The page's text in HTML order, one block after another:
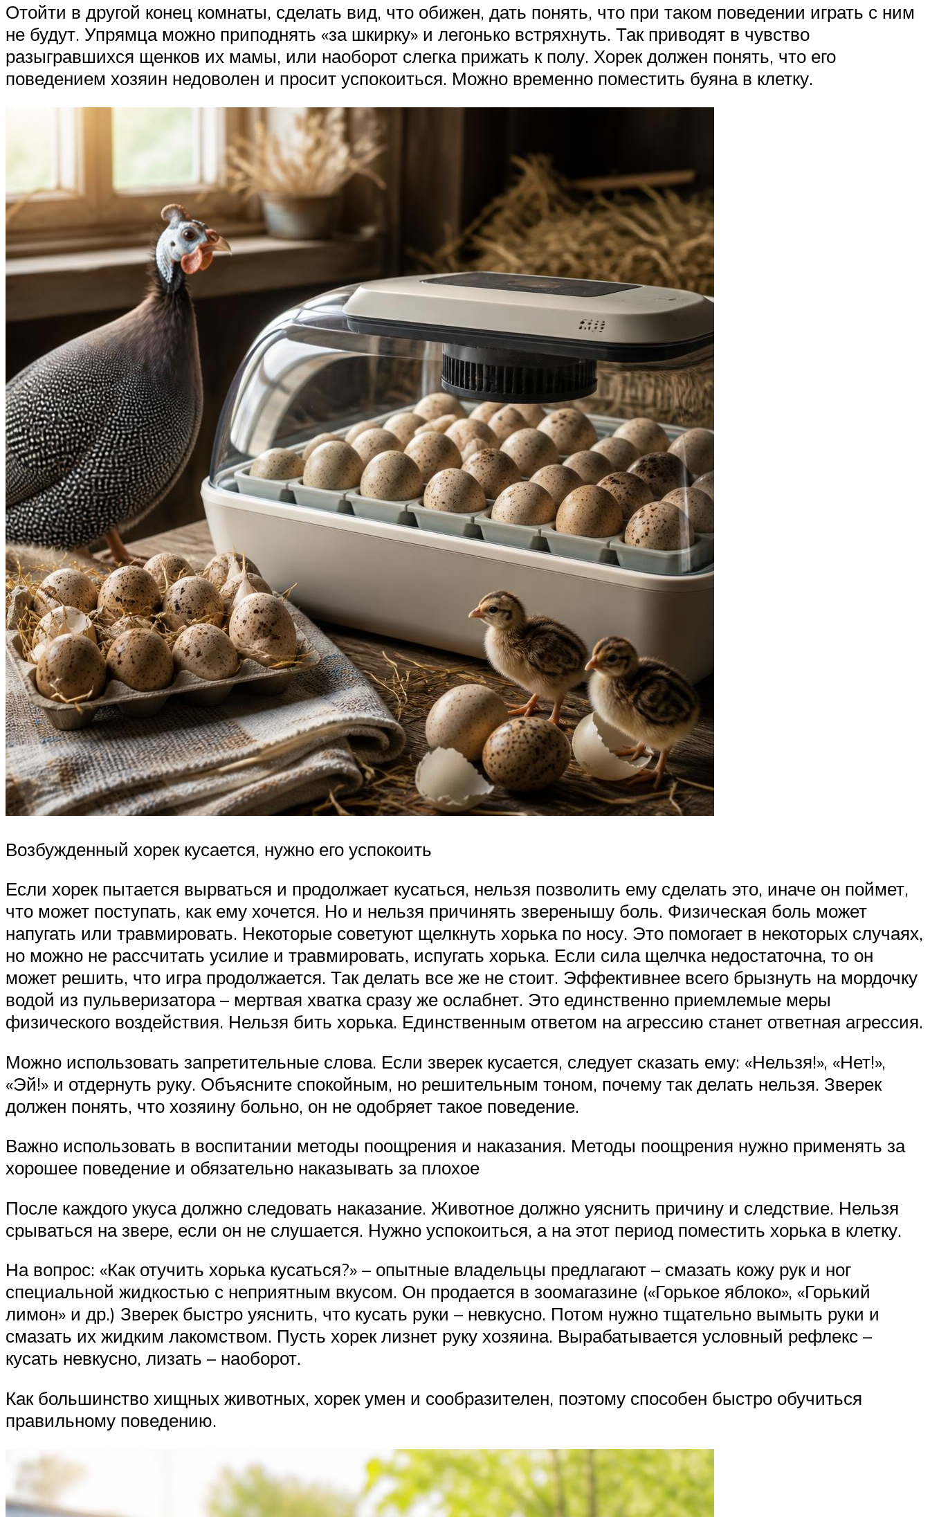
Отойти в другой конец комнаты, сделать вид, что обижен, дать понять, что при таком поведении играть с ним
не будут. Упрямца можно приподнять «за шкирку» и легонько встряхнуть. Так приводят в чувство
разыгравшихся щенков их мамы, или наоборот слегка прижать к полу. Хорек должен понять, что его
поведением хозяин недоволен и просит успокоиться. Можно временно поместить буяна в клетку.
Возбужденный хорек кусается, нужно его успокоить
Если хорек пытается вырваться и продолжает кусаться, нельзя позволить ему сделать это, иначе он поймет,
что может поступать, как ему хочется. Но и нельзя причинять зверенышу боль. Физическая боль может
напугать или травмировать. Некоторые советуют щелкнуть хорька по носу. Это помогает в некоторых случаях,
но можно не рассчитать усилие и травмировать, испугать хорька. Если сила щелчка недостаточна, то он
может решить, что игра продолжается. Так делать все же не стоит. Эффективнее всего брызнуть на мордочку
водой из пульверизатора – мертвая хватка сразу же ослабнет. Это единственно приемлемые меры
физического воздействия. Нельзя бить хорька. Единственным ответом на агрессию станет ответная агрессия.
Можно использовать запретительные слова. Если зверек кусается, следует сказать ему: «Нельзя!», «Нет!»,
«Эй!» и отдернуть руку. Объясните спокойным, но решительным тоном, почему так делать нельзя. Зверек
должен понять, что хозяину больно, он не одобряет такое поведение.
Важно использовать в воспитании методы поощрения и наказания. Методы поощрения нужно применять за
хорошее поведение и обязательно наказывать за плохое
После каждого укуса должно следовать наказание. Животное должно уяснить причину и следствие. Нельзя
срываться на звере, если он не слушается. Нужно успокоиться, а на этот период поместить хорька в клетку.
На вопрос: «Как отучить хорька кусаться?» – опытные владельцы предлагают – смазать кожу рук и ног
специальной жидкостью с неприятным вкусом. Он продается в зоомагазине («Горькое яблоко», «Горький
лимон» и др.) Зверек быстро уяснить, что кусать руки – невкусно. Потом нужно тщательно вымыть руки и
смазать их жидким лакомством. Пусть хорек лизнет руку хозяина. Вырабатывается условный рефлекс –
кусать невкусно, лизать – наоборот.
Как большинство хищных животных, хорек умен и сообразителен, поэтому способен быстро обучиться
правильному поведению.